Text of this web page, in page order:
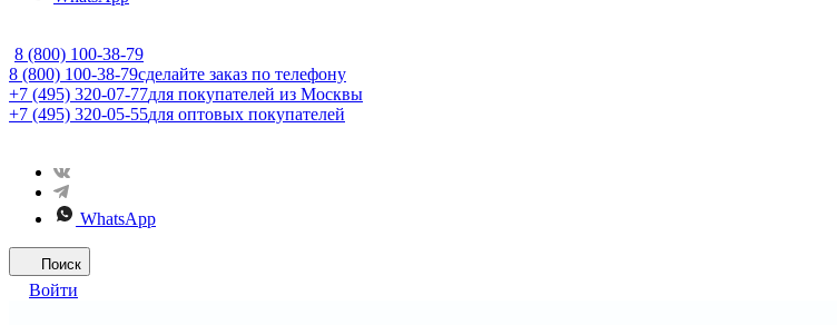
8 (800) 100-38-79
8 (800) 100-38-79сделайте заказ по телефону
+7 (495) 320-07-77для покупателей из Москвы
+7 (495) 320-05-55для оптовых покупателей
WhatsApp
Поиск
Войти